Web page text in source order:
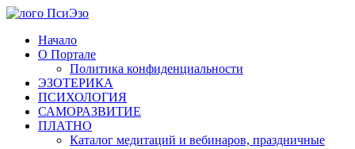
Перейти
содержимому
Начало
О Портале
Политика конфиденциальности
ЭЗОТЕРИКА
ПСИХОЛОГИЯ
САМОРАЗВИТИЕ
ПЛАТНО
Каталог медитаций и вебинаров, праздничные